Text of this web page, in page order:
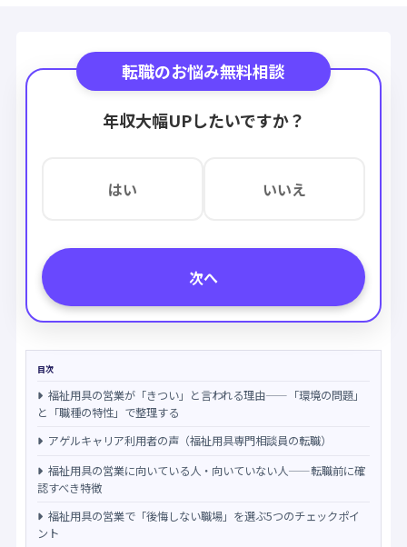
転職のお悩み無料相談
年収大幅UPしたいですか？
はい いいえ
次へ
目次
福祉用具の営業が「きつい」と言われる理由——「環境の問題」
と「職種の特性」で整理する
アゲルキャリア利用者の声（福祉用具専門相談員の転職）
福祉用具の営業に向いている人・向いていない人——転職前に確
認すべき特徴
福祉用具の営業で「後悔しない職場」を選ぶ5つのチェックポイ
ント